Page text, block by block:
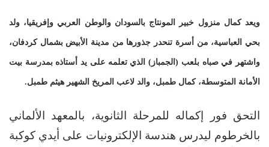
ويعد كمال منزول خبير المونتاج بالسودان والوطن العربي وإفريقيا، ولد
بحي العباسية، من أسرة تنحدر جذورها من مدينة الأبيض بشمال كردفان،
واشتهر في صباه بلعب (الجمباز) الذي تعلمه على يد أستاذه بمدرسة بيت
الأمانة المتوسطة، كمال طمبل، والد لاعب المريخ الشهير هيثم طمبل.
التحق فور إكماله للمرحلة الثانوية، بالمعهد الألماني
بالخرطوم ليدرس هندسة الإلكترونيات على أيدي كوكبة